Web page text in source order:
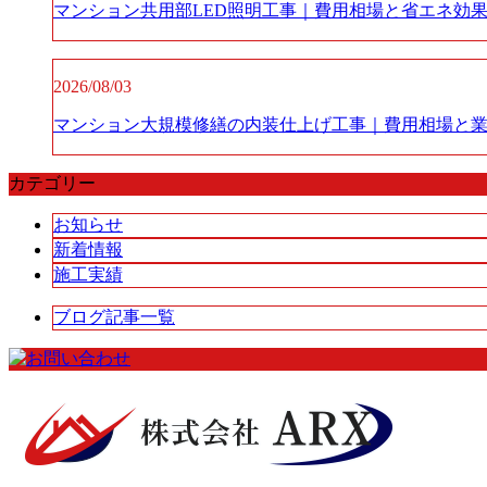
マンション共用部LED照明工事｜費用相場と省エネ効果
2026/08/03
マンション大規模修繕の内装仕上げ工事｜費用相場と
カテゴリー
お知らせ
新着情報
施工実績
ブログ記事一覧